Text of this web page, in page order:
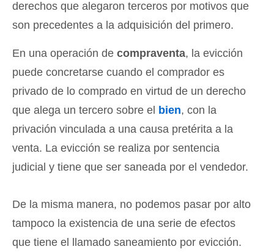
derechos que alegaron terceros por motivos que
son precedentes a la adquisición del primero.
En una operación de compraventa, la evicción
puede concretarse cuando el comprador es
privado de lo comprado en virtud de un derecho
que alega un tercero sobre el bien, con la
privación vinculada a una causa pretérita a la
venta. La evicción se realiza por sentencia
judicial y tiene que ser saneada por el vendedor.
De la misma manera, no podemos pasar por alto
tampoco la existencia de una serie de efectos
que tiene el llamado saneamiento por evicción.